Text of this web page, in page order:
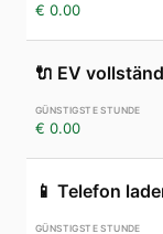
€ 0.00
🔌 EV
€ 0.00
📱 Telefon